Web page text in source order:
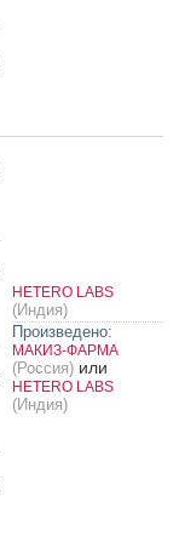
HETERO LABS
(Индия)
Произведено:
МАКИЗ-ФАРМА
(Россия) или
HETERO LABS
(Индия)